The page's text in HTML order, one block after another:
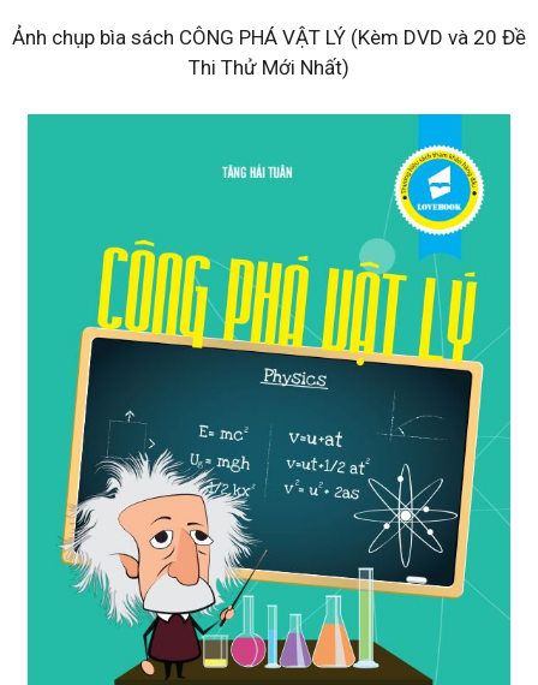
Ảnh chụp bìa sách CÔNG PHÁ VẬT LÝ (Kèm DVD và 20 Đề
Thi Thử Mới Nhất)